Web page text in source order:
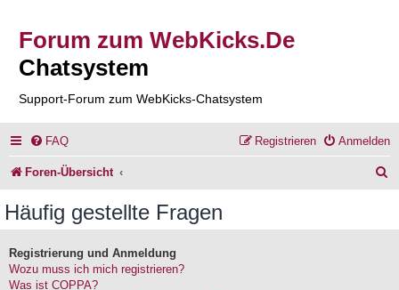
Forum zum WebKicks.De
Chatsystem
Support-Forum zum WebKicks-Chatsystem
FAQ Anmelden
Registrieren
Foren-Übersicht
Häufig gestellte Fragen
Registrierung und Anmeldung
Wozu muss ich mich registrieren?
Was ist COPPA?